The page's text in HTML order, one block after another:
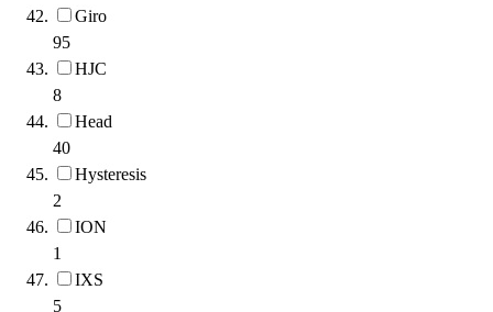
Giro
95
HJC
8
Head
40
Hysteresis
2
ION
1
IXS
5